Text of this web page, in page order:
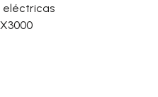
eléctricas